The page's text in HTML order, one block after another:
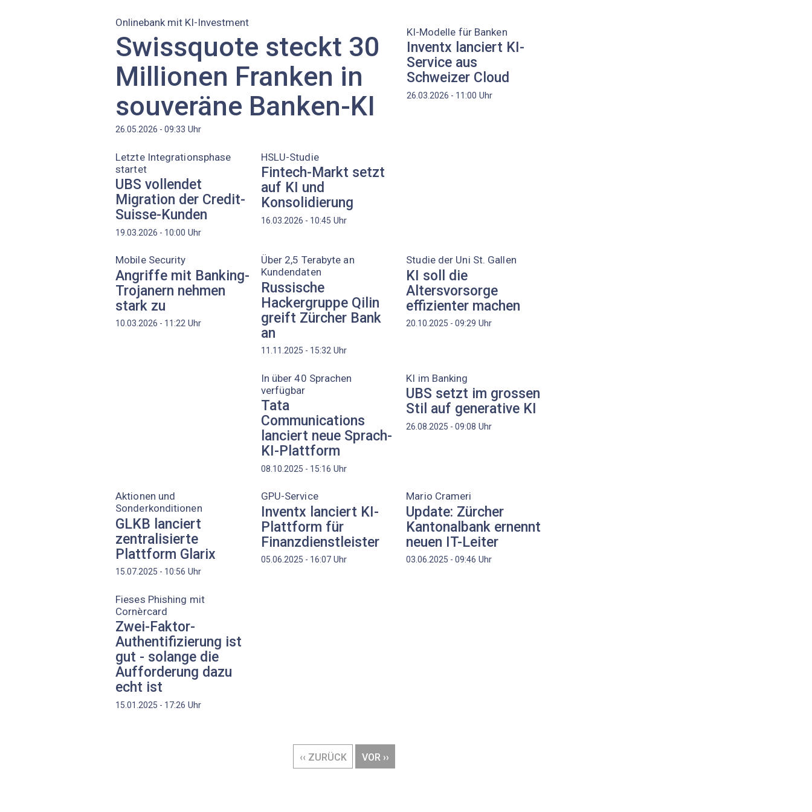
Onlinebank mit KI-Investment
Swissquote steckt 30
Millionen Franken in
souveräne Banken-KI
26.05.2026 - 09:33 Uhr
KI-Modelle für Banken
Inventx lanciert KI-
Service aus
Schweizer Cloud
26.03.2026 - 11:00 Uhr
Letzte Integrationsphase
startet
UBS vollendet
Migration der Credit-
Suisse-Kunden
19.03.2026 - 10:00 Uhr
HSLU-Studie
Fintech-Markt setzt
auf KI und
Konsolidierung
16.03.2026 - 10:45 Uhr
Mobile Security
Angriffe mit Banking-
Trojanern nehmen
stark zu
10.03.2026 - 11:22 Uhr
Über 2,5 Terabyte an
Kundendaten
Russische
Hackergruppe Qilin
greift Zürcher Bank
an
11.11.2025 - 15:32Uhr
Studie der Uni St. Gallen
KI soll die
Altersvorsorge
effizienter machen
20.10.2025 - 09:29 Uhr
In über 40 Sprachen
verfügbar
Tata
Communications
lanciert neue Sprach-
KI-Plattform
08.10.2025 - 15:16 Uhr
KI im Banking
UBS setzt im grossen
Stil auf generative KI
26.08.2025 - 09:08 Uhr
Aktionen und
Sonderkonditionen
GLKB lanciert
zentralisierte
Plattform Glarix
15.07.2025 - 10:56 Uhr
GPU-Service
Inventx lanciert KI-
Plattform für
Finanzdienstleister
05.06.2025 - 16:07Uhr
Mario Crameri
Update: Zürcher
Kantonalbank ernennt
neuen IT-Leiter
03.06.2025 - 09:46 Uhr
Fieses Phishing mit
Cornèrcard
Zwei-Faktor-
Authentifizierung ist
gut - solange die
Aufforderung dazu
echt ist
15.01.2025 - 17:26 Uhr
VORHERIGE
SEITE
‹‹ ZURÜCK
NÄCHSTE
SEITE
VOR ››